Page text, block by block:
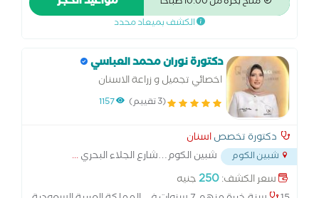
مريض. زراعة الأسنان | تقويم | تجميل | علاج العصب | التركيبات
الكشف بميعاد محدد
دكتورة نوران محمد العباسي
اخصائي تجميل و زراعة الاسنان
(3 تقييم) 1157
دكتورة تخصصاسنان
شبين الكوم شبين الكوم…شارع الجلاء البحري...
سعر الكشف:250جنيه